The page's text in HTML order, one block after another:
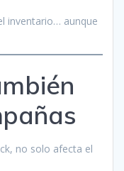
inventario… aunque
no solo afecta el